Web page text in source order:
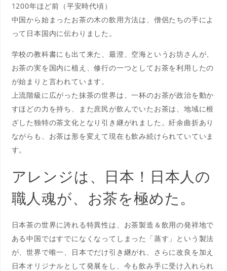
1200年ほど前（平安時代頃）
中国から始まったお茶の木の飲用方法は、僧侶たちの手によ
って日本国内に伝わりました。
学校の教科書にも出て来た、最澄、空海というお坊さんが、
お茶の実を国内に植え、修行の一つとしてお茶を利用したの
が始まりと言われています。
上流階級に広がった抹茶の世界は、一杯のお茶が政治を動か
すほどの力を持ち、また庶民が飲んでいたお茶は、地域に根
ざした独特の茶文化となり引き継がれました。紆余曲折あり
ながらも、お茶は形を変えて現在も飲み続けられていていま
す。
アレンジは、日本！日本人の
職人魂が、お茶を極めた。
日本茶の世界に誇れる特異性は、お茶製造＆飲用の発祥地で
ある中国ではすでになくなってしまった「蒸す」という製法
が、世界で唯一、日本でだけ引き継がれ、さらに改良を加え
日本オリジナルとして発展をし、今も飲み手に受け入れられ